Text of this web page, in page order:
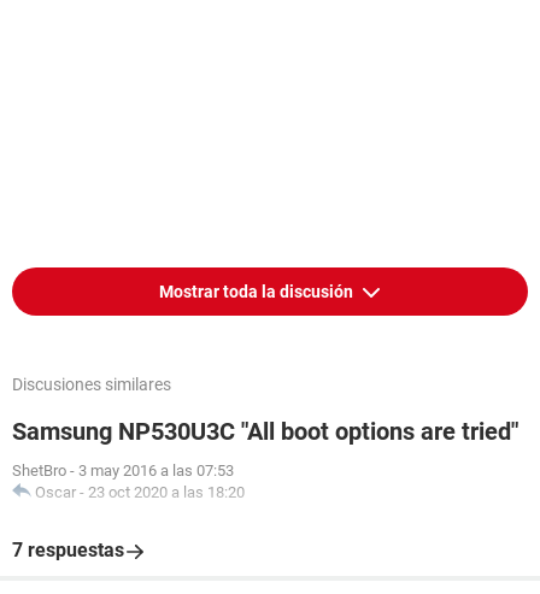
Mostrar toda la discusión
Discusiones similares
Samsung NP530U3C "All boot options are tried"
ShetBro - 3 may 2016 a las 07:53
Oscar - 23 oct 2020 a las 18:20
7 respuestas